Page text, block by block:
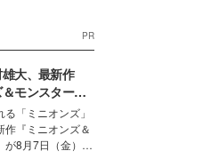
PR
大、最新作
＆モンスター
ハチャメチャ
友情と絆”に感
「ミニオンズ」
作『ミニオンズ＆
が8月7日（金）に